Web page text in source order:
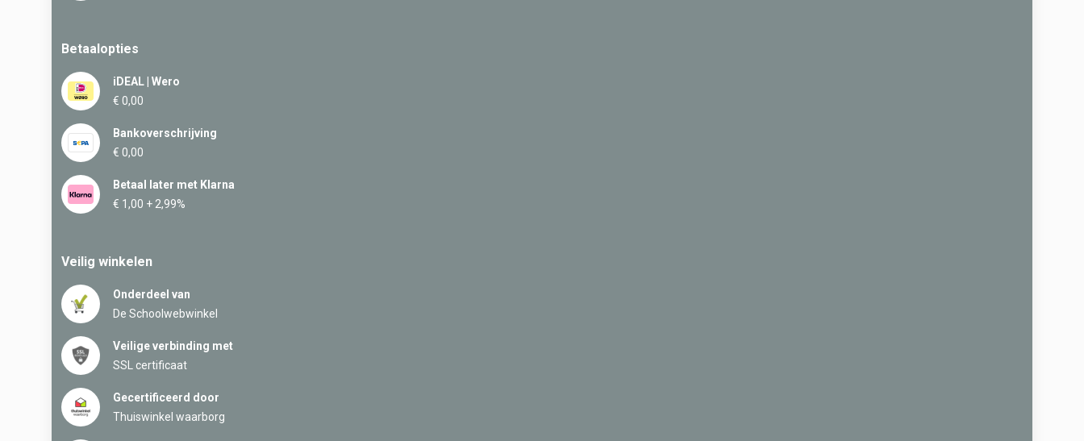
Betaalopties
iDEAL | Wero
€ 0,00
Bankoverschrijving
€ 0,00
Betaal later met Klarna
€ 1,00 + 2,99%
Veilig winkelen
Onderdeel van
De Schoolwebwinkel
Veilige verbinding met
SSL certificaat
Gecertificeerd door
Thuiswinkel waarborg